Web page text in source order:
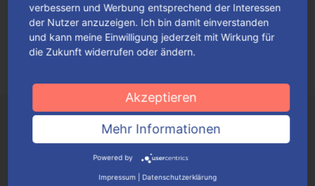
Originell gestaltete Adventskalender mit thematisch
einfallsreichen Motiven werden ganz gewiss alle Fans hellauf
begeistern.Mehr lesen
verbessern und Werbung entsprechend der Interessen
der Nutzer anzuzeigen. Ich bin damit einverstanden
und kann meine Einwilligung jederzeit mit Wirkung für
die Zukunft widerrufen oder ändern.
Akzeptieren
Mehr Informationen
Powered by
Impressum Datenschutzerklärung